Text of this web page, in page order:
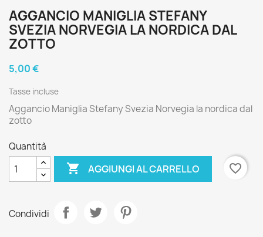
AGGANCIO MANIGLIA STEFANY
SVEZIA NORVEGIA LA NORDICA DAL
ZOTTO
5,00 €
Tasse incluse
Aggancio Maniglia Stefany Svezia Norvegia la nordica dal
zotto
Quantità
 AGGIUNGI AL CARRELLO favorite_border
Condividi